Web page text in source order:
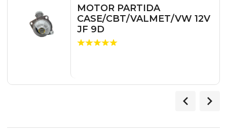
MOTOR PARTIDA
CASE/CBT/VALMET/VW 12V
JF 9D